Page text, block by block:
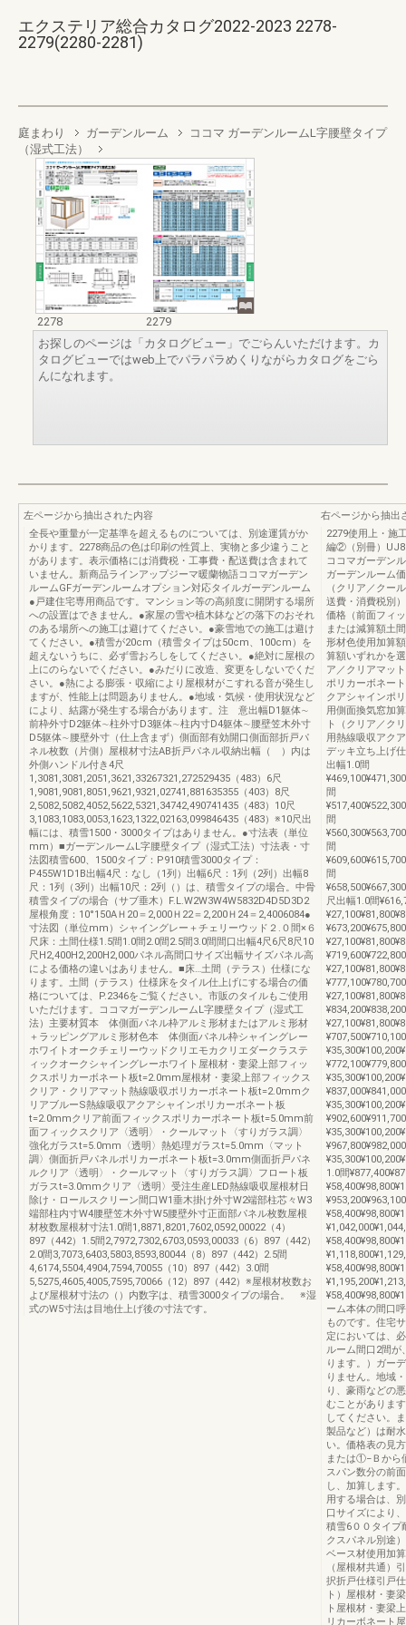
エクステリア総合カタログ2022-2023 2278-
2279(2280-2281)
庭まわり ガーデンルーム
ココマ ガーデンルームL字腰壁タイプ
（湿式工法）
2278
2279
お探しのページは「カタログビュー」でごらんいただけます。カ
タログビューではweb上でパラパラめくりながらカタログをごら
んになれます。
左ページから抽出された内容
全長や重量が一定基準を超えるものについては、別途運賃がか
かります。2278商品の色は印刷の性質上、実物と多少違うこと
があります。表示価格には消費税・工事費・配送費は含まれて
いません。新商品ラインアップジーマ暖蘭物語ココマガーデン
ルームGFガーデンルームオプション対応タイルガーデンルーム
●戸建住宅専用商品です。マンション等の高頻度に開閉する場所
への設置はできません。●家屋の雪や植木鉢などの落下のおそれ
のある場所への施工は避けてください。●豪雪地での施工は避け
てください。●積雪が20cm（積雪タイプは50cm、100cm）を
超えないうちに、必ず雪おろしをしてください。●絶対に屋根の
上にのらないでください。●みだりに改造、変更をしないでくだ
さい。●熱による膨張・収縮により屋根材がこすれる音が発生し
ますが、性能上は問題ありません。●地域・気候・使用状況など
により、結露が発生する場合があります。注 意出幅D1躯体∼
前枠外寸D2躯体∼柱外寸D3躯体∼柱内寸D4躯体∼腰壁笠木外寸
D5躯体∼腰壁外寸（仕上含まず）側面部有効開口側面部折戸パ
ネル枚数（片側）屋根材寸法AB折戸パネル収納出幅（ ）内は
外側ハンドル付き4尺
1,3081,3081,2051,3621,33267321,272529435（483）6尺
1,9081,9081,8051,9621,9321,02741,881635355（403）8尺
2,5082,5082,4052,5622,5321,34742,490741435（483）10尺
3,1083,1083,0053,1623,1322,02163,099846435（483）※10尺出
幅には、積雪1500・3000タイプはありません。●寸法表（単位
mm）■ガーデンルームL字腰壁タイプ（湿式工法）寸法表・寸
法図積雪600、1500タイプ：P910積雪3000タイプ：
P455W1D1B出幅4尺：なし（1列）出幅6尺：1列（2列）出幅8
尺：1列（3列）出幅10尺：2列（）は、積雪タイプの場合。中骨
積雪タイプの場合（サブ垂木）F.L.W2W3W4W5832D4D5D3D2
屋根角度：10°150AＨ20＝2,000Ｈ22＝2,200Ｈ24＝2,4006084●
寸法図（単位mm）シャイングレー＋チェリーウッド２.０間×６
尺床：土間仕様1.5間1.0間2.0間2.5間3.0間間口出幅4尺6尺8尺10
尺H2,400H2,200H2,000パネル高間口サイズ出幅サイズパネル高
による価格の違いはありません。■床…土間（テラス）仕様にな
ります。土間（テラス）仕様床をタイル仕上げにする場合の価
格については、P.2346をご覧ください。市販のタイルもご使用
いただけます。ココマガーデンルームL字腰壁タイプ（湿式工
法）主要材質本 体側面パネル枠アルミ形材またはアルミ形材
＋ラッピングアルミ形材色本 体側面パネル枠シャイングレー
ホワイトオークチェリーウッドクリエモカクリエダークラステ
ィックオークシャイングレーホワイト屋根材・妻梁上部フィッ
クスポリカーボネート板t=2.0mm屋根材・妻梁上部フィックス
クリア・クリアマット熱線吸収ポリカーボネート板t=2.0mmク
リアブルーS熱線吸収アクアシャインポリカーボネート板
t=2.0mmクリア前面フィックスポリカーボネート板t=5.0mm前
面フィックスクリア〈透明〉・クールマット〈すりガラス調〉
強化ガラスt=5.0mm〈透明〉熱処理ガラスt=5.0mm〈マット
調〉側面折戸パネルポリカーボネート板t=3.0mm側面折戸パネ
ルクリア〈透明〉・クールマット〈すりガラス調〉フロート板
ガラスt=3.0mmクリア〈透明〉受注生産LED熱線吸収屋根材日
除け・ロールスクリーン間口W1垂木掛け外寸W2端部柱芯々W3
端部柱内寸W4腰壁笠木外寸W5腰壁外寸正面部パネル枚数屋根
材枚数屋根材寸法1.0間1,8871,8201,7602,0592,00022（4）
897（442）1.5間2,7972,7302,6703,0593,00033（6）897（442）
2.0間3,7073,6403,5803,8593,80044（8）897（442）2.5間
4,6174,5504,4904,7594,70055（10）897（442）3.0間
5,5275,4605,4005,7595,70066（12）897（442）※屋根材枚数お
よび屋根材寸法の（）内数字は、積雪3000タイプの場合。 ※湿
式のW5寸法は目地仕上げ後の寸法です。
右ページから抽出
2279使用上・施
編②（別冊）
ココマガーデン
ガーデンルーム
（クリア／クー
送費・消費税別
価格（前面フィ
または減算額土
形材色使用加算
算額いずれかを
ア／クリアマッ
ポリカーボネー
クアシャインポ
用側面換気窓加
ト（クリア／ク
用熱線吸収アク
デッキ立ち上げ
出幅1.0間
間
間
間
間
尺出幅1.0間
1.0間
ーム本体の間口
ものです。住宅
定においては、
ルーム間口2間が
ります。）ガー
りません。地域
り、豪雨などの
むことがありま
してください。
製品など）は耐
い。価格表の見
または①−Ｂから
スパン数分の前
し、加算します
用する場合は、
口サイズにより
積雪6００タイプ
クスパネル別途
ベース材使用加
（屋根材共通）
択折戸仕様引戸
ト）屋根材・妻
ト屋根材・妻梁
リカーボネート